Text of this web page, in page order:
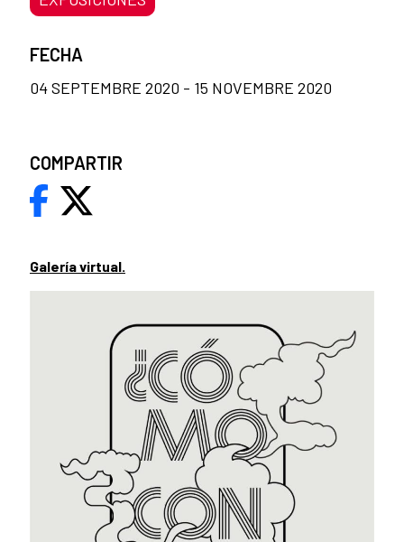
Galería virtual.
FECHA
04 SEPTEMBRE 2020 - 15 NOVEMBRE 2020
COMPARTIR